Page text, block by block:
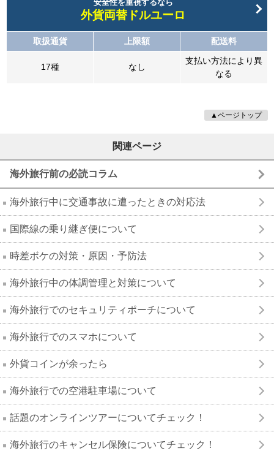
安全性を重視するなら
外貨両替ドルユーロ
取扱通貨 上限額 配送料
17種 なし
支払い方法により異
なる
▲ページトップ
関連ページ
海外旅行前の必読コラム
海外旅行中に交通事故に遭ったときの対応法
国際線の乗り継ぎ便について
時差ボケの対策・原因・予防法
海外旅行中の体調管理と対策について
海外旅行でのセキュリティポーチについて
海外旅行でのスマホについて
外貨コインが余ったら
海外旅行での空港駐車場について
話題のオンラインツアーについてチェック！
海外旅行のキャンセル保険についてチェック！